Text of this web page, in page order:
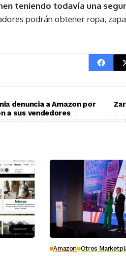
teniendo todavía una
podrán obtener ropa,
denuncia a Amazon por
a sus vendedores
Amazon Otros